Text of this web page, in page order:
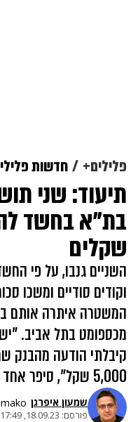
פלילים+ חדשות
תיעוד: שני
בת"א בחשד
שקלים
השניים גנבו, על פי
וקודים סודיים ומשכו
המשטרה איתרה אותם
מכספומט בתל אביב.
קיבלתי הודעה מהבנק
5,000 שקל", סיפר אחד הנעקצים
שמעון איפרגן​ mako
פורסם: 18.09.23, 17:49